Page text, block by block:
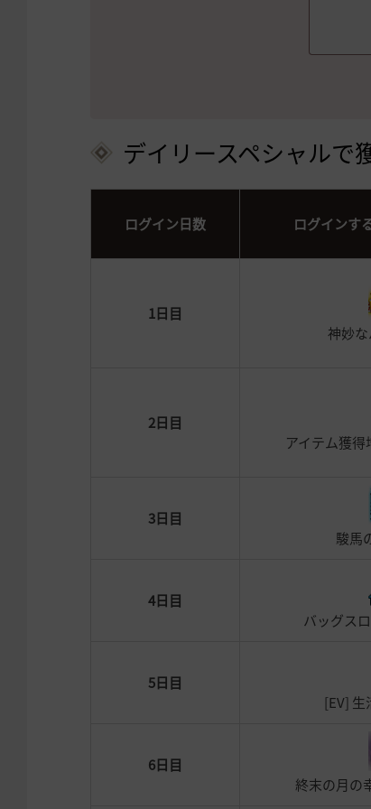
デイリースペシャルで
ログイン日数 ログインす
1日目
神妙
2日目
アイテム獲
3日目
駿馬
4日目
バッグス
5日目
[EV] 生
6日目
終末の月の